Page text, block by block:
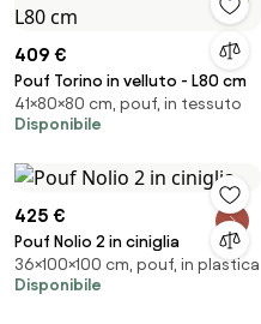
409 €
Pouf Torino in velluto - L80 cm
41×80×80 cm, pouf, in tessuto
Disponibile
425 €
Pouf Nolio 2 in ciniglia
36×100×100 cm, pouf, in plastica
Disponibile